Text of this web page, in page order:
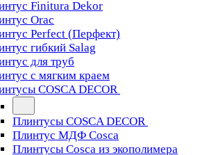
Finitura Dekor
Orac
Perfect (Перфект)
гибкий Salag
для труб
с мягким краем
COSCA DECOR
Плинтусы COSCA DECOR
Плинтус МДФ Cosca
Плинтусы Cosca из экополимера